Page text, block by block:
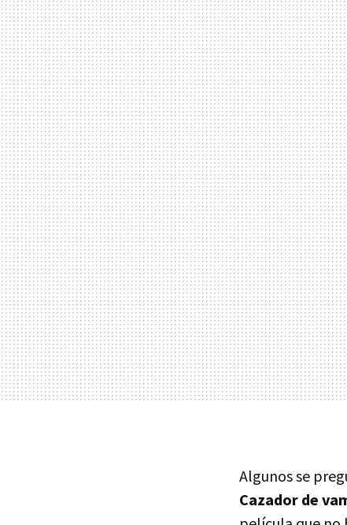
Algunos se
Cazador de